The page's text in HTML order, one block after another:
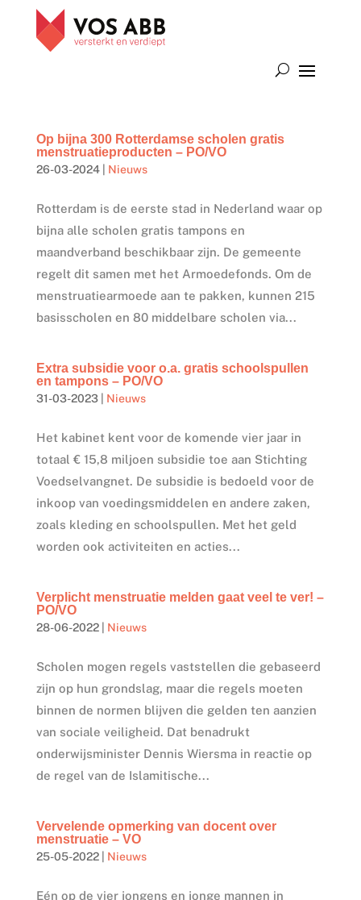
Op bijna 300 Rotterdamse scholen gratis
menstruatieproducten – PO/VO
26-03-2024| Nieuws
Rotterdam is de eerste stad in Nederland waar op
bijna alle scholen gratis tampons en
maandverband beschikbaar zijn. De gemeente
regelt dit samen met het Armoedefonds. Om de
menstruatiearmoede aan te pakken, kunnen 215
basisscholen en 80 middelbare scholen via...
Extra subsidie voor o.a. gratis schoolspullen
en tampons – PO/VO
31-03-2023| Nieuws
Het kabinet kent voor de komende vier jaar in
totaal € 15,8 miljoen subsidie toe aan Stichting
Voedselvangnet. De subsidie is bedoeld voor de
inkoop van voedingsmiddelen en andere zaken,
zoals kleding en schoolspullen. Met het geld
worden ook activiteiten en acties...
Verplicht menstruatie melden gaat veel te ver! –
PO/VO
28-06-2022| Nieuws
Scholen mogen regels vaststellen die gebaseerd
zijn op hun grondslag, maar die regels moeten
binnen de normen blijven die gelden ten aanzien
van sociale veiligheid. Dat benadrukt
onderwijsminister Dennis Wiersma in reactie op
de regel van de Islamitische...
Vervelende opmerking van docent over
menstruatie – VO
25-05-2022| Nieuws
Eén op de vier jongens en jonge mannen in